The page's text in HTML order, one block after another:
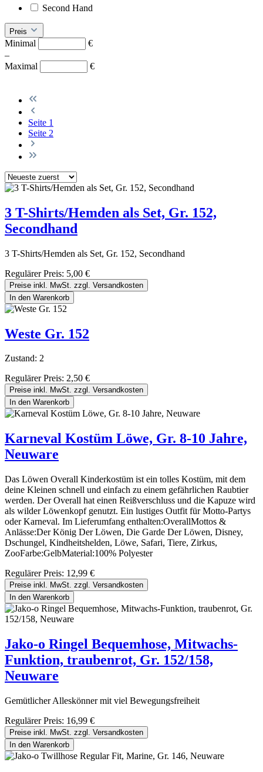
Second Hand
Preis
Minimal
€
–
Maximal
€
Seite 1
Seite 2
3 T-Shirts/Hemden als Set, Gr. 152,
Secondhand
3 T-Shirts/Hemden als Set, Gr. 152, Secondhand
Regulärer Preis: 5,00 €
Preise inkl. MwSt. zzgl. Versandkosten
In den Warenkorb
Weste Gr. 152
Zustand: 2
Regulärer Preis: 2,50 €
Preise inkl. MwSt. zzgl. Versandkosten
In den Warenkorb
Karneval Kostüm Löwe, Gr. 8-10 Jahre,
Neuware
Das Löwen Overall Kinderkostüm ist ein tolles Kostüm, mit dem
deine Kleinen schnell und einfach zu einem gefährlichen Raubtier
werden. Der Overall hat einen Reißverschluss und die Kapuze wird
als wilder Löwenkopf genutzt. Ein lustiges Outfit für Motto-Partys
oder Karneval. Im Lieferumfang enthalten:OverallMottos &
Anlässe:Der König Der Löwen, Die Garde Der Löwen, Disney,
Dschungel, Kindheitshelden, Löwe, Safari, Tiere, Zirkus,
ZooFarbe:GelbMaterial:100% Polyester
Regulärer Preis: 12,99 €
Preise inkl. MwSt. zzgl. Versandkosten
In den Warenkorb
Jako-o Ringel Bequemhose, Mitwachs-
Funktion, traubenrot, Gr. 152/158,
Neuware
Gemütlicher Alleskönner mit viel Bewegungsfreiheit
Regulärer Preis: 16,99 €
Preise inkl. MwSt. zzgl. Versandkosten
In den Warenkorb